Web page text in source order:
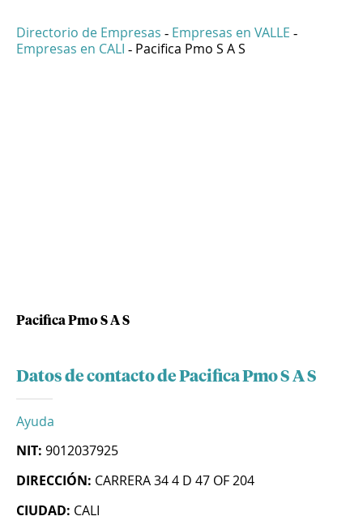
Directorio de Empresas - Empresas en VALLE -
Empresas en CALI - Pacifica Pmo S A S
Pacifica Pmo S A S
Datos de contacto de Pacifica Pmo S A S
Ayuda
NIT: 9012037925
DIRECCIÓN: CARRERA 34 4 D 47 OF 204
CIUDAD: CALI